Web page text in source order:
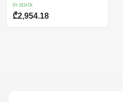
In stock
₾2,954.18